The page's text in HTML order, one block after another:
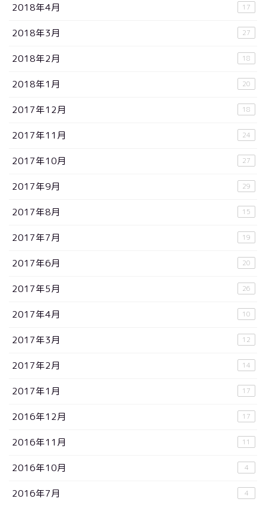
2018年4月 17
2018年3月 27
2018年2月 18
2018年1月 20
2017年12月 18
2017年11月 24
2017年10月 27
2017年9月 29
2017年8月 15
2017年7月 19
2017年6月 20
2017年5月 26
2017年4月 10
2017年3月 12
2017年2月 14
2017年1月 17
2016年12月 17
2016年11月 11
2016年10月 4
2016年7月 4